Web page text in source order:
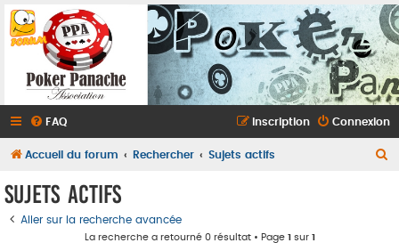
FAQ Connexion
Inscription
Accueil du forum Rechercher Sujets actifs
Sujets actifs
Aller sur la recherche avancée
La recherche a retourné 0 résultat • Page 1sur 1